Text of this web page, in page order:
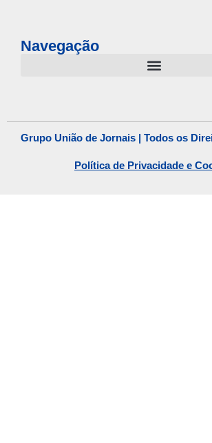
Navegação
Grupo União de Jornais | Todos os
Política de Privacidade e